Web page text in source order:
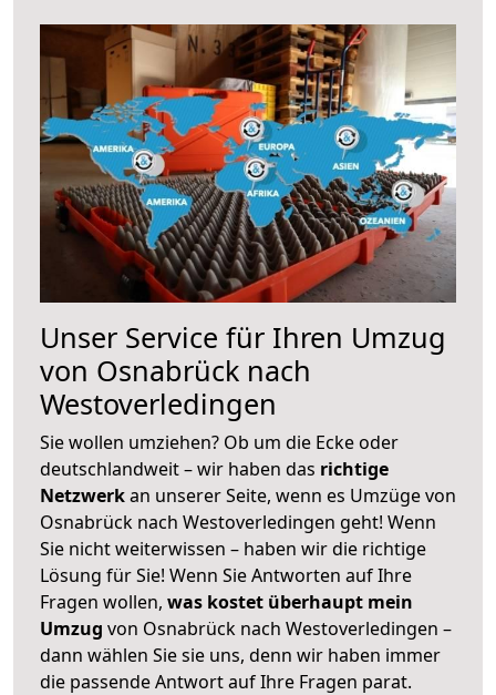
Unser Service für Ihren Umzug
von Osnabrück nach
Westoverledingen
Sie wollen umziehen? Ob um die Ecke oder
deutschlandweit – wir haben das richtige
Netzwerkan unserer Seite, wenn es Umzüge von
Osnabrück nach Westoverledingen geht! Wenn
Sie nicht weiterwissen – haben wir die richtige
Lösung für Sie! Wenn Sie Antworten auf Ihre
Fragen wollen, was kostet überhaupt mein
Umzug von Osnabrück nach Westoverledingen –
dann wählen Sie sie uns, denn wir haben immer
die passende Antwort auf Ihre Fragen parat.